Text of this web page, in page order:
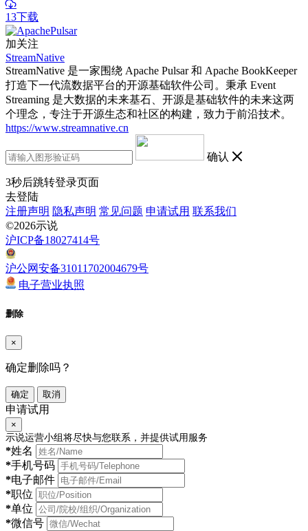
13下载
加关注
StreamNative
StreamNative 是一家围绕 Apache Pulsar 和 Apache BookKeeper
打造下一代流数据平台的开源基础软件公司。秉承 Event
Streaming 是大数据的未来基石、开源是基础软件的未来这两
个理念，专注于开源生态和社区的构建，致力于前沿技术。
https://www.streamnative.cn
确认
3秒后跳转登录页面
去登陆
注册声明 隐私声明 常见问题 申请试用 联系我们
©2026示说
沪ICP备18027414号
沪公网安备31011702004679号
电子营业执照
删除
×
确定删除吗？
确定 取消
申请试用
×
示说运营小组将尽快与您联系，并提供试用服务
*姓名
*手机号码
*电子邮件
*职位
*单位
*微信号